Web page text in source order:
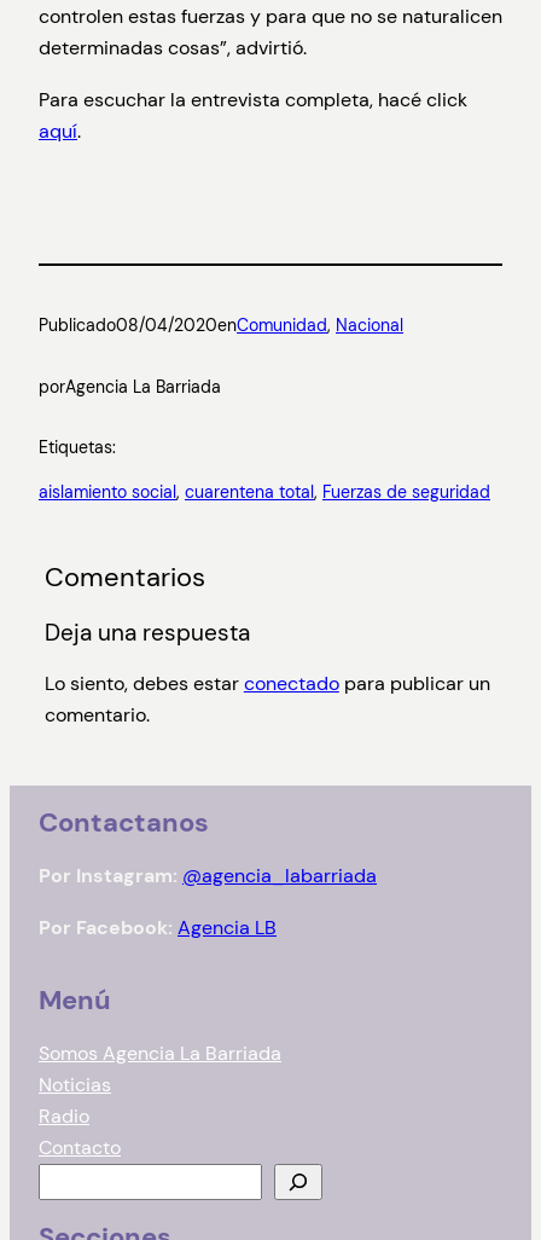
controlen estas fuerzas y para que no se naturalicen
determinadas cosas”, advirtió.
Para escuchar la entrevista completa, hacé click
aquí.
Publicado08/04/2020enComunidad, Nacional
porAgencia La Barriada
Etiquetas:
aislamiento social, cuarentena total, Fuerzas de seguridad
Comentarios
Deja una respuesta
Lo siento, debes estarconectadopara publicar un
comentario.
Contactanos
Por Instagram: @agencia_labarriada
Por Facebook: Agencia LB
Menú
Somos Agencia La Barriada
Noticias
Radio
Contacto